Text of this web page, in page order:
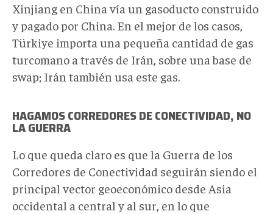
Xinjiang en China vía un gasoducto construido
y pagado por China. En el mejor de los casos,
Türkiye importa una pequeña cantidad de gas
turcomano a través de Irán, sobre una base de
swap; Irán también usa este gas.
HAGAMOS CORREDORES DE CONECTIVIDAD, NO
LA GUERRA
Lo que queda claro es que la Guerra de los
Corredores de Conectividad seguirán siendo el
principal vector geoeconómico desde Asia
occidental a central y al sur, en lo que